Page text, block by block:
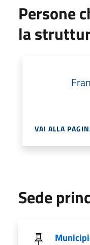
Persone
la
VAI ALLA
Sede